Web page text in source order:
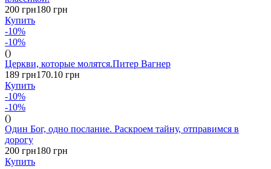
200 грн180 грн
Купить
-10%
-10%
()
Церкви, которые молятся.Питер Вагнер
189 грн170.10 грн
Купить
-10%
-10%
()
Один Бог, одно послание. Раскроем тайну, отправимся в
дорогу
200 грн180 грн
Купить